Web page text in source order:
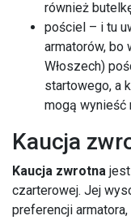
również
pościel – i tu
armatorów, bo
Włoszech)
startowego, a
mogą wynieść
Kaucja
Kaucja zwrotna
czarterowej. Jej
preferencji